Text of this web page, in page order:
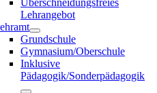
Lehrangebot
Grundschule
Gymnasium/Oberschule
Inklusive
Pädagogik/Sonderpädagogik